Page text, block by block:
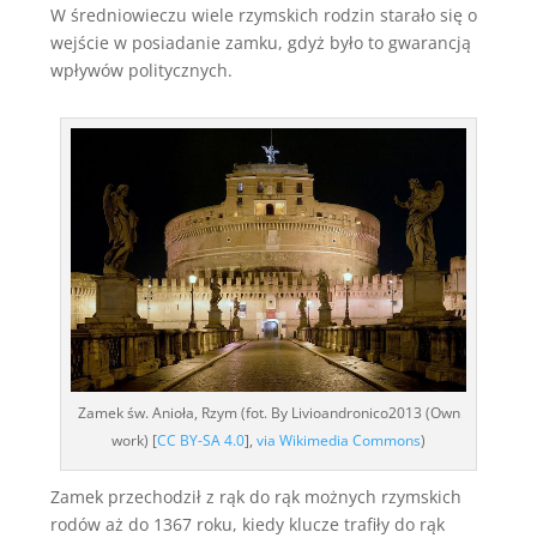
W średniowieczu wiele rzymskich rodzin starało się o
wejście w posiadanie zamku, gdyż było to gwarancją
wpływów politycznych.
Zamek św. Anioła, Rzym (fot. By Livioandronico2013 (Own
work) [CC BY-SA 4.0], via Wikimedia Commons)
Zamek przechodził z rąk do rąk możnych rzymskich
rodów aż do 1367 roku, kiedy klucze trafiły do rąk